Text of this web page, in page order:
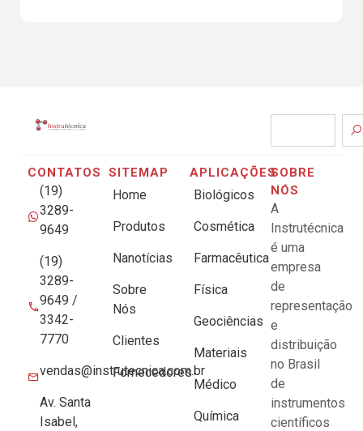
CONTATOS
(19)
3289-
9649
(19)
3289-
9649 /
3342-
7770
vendas@instrutecnica.com.br
Av. Santa
Isabel,
SITEMAP
Home
Produtos
Nanotícias
Sobre
Nós
Clientes
Fornecedores
APLICAÇÕES
Biológicos
Cosmética
Farmacêutica
Física
Geociências
Materiais
Médico
Química
SOBRE
NÓS
A
Instrutécnica
é uma
empresa
de
representação
e
distribuição
no Brasil
de
instrumentos
científicos